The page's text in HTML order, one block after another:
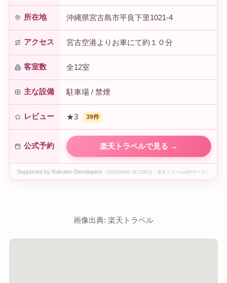
所在地 沖縄県宮古島市平良下里1021-4
アクセス 宮古空港よりお車にて約１０分
客室数 全12室
主な設備 駐車場 / 禁煙
レビュー ★3 39件
公式予約 楽天トラベルで見る →
Supported by Rakuten Developers （2026/06/04 06:22時点・楽天トラベルAPIデータ）
画像出典: 楽天トラベル